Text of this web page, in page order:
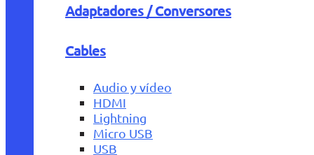
Adaptadores / Conversores
Cables
Audio y vídeo
HDMI
Lightning
Micro USB
USB